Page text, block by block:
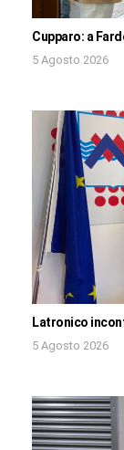
Cupparo: a
5 Agosto 2026
Latronico
5 Agosto 2026